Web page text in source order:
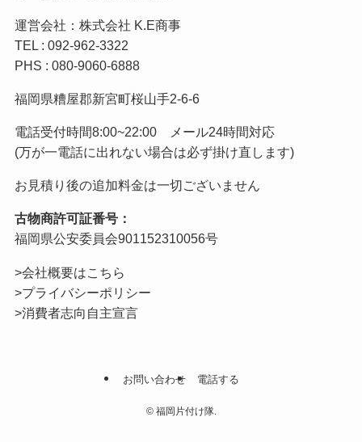
運営会社：株式会社 K.E商事
TEL : 092-962-3322
PHS : 080-9060-6888
福岡県糟屋郡新宮町桜山手2-6-6
電話受付時間8:00~22:00 メール24時間対応
(万が一電話に出れない場合は必ず掛け直します)
お見積り後の追加料金は一切ございません
古物商許可証番号：
福岡県公安委員会901152310056号
>会社概要はこちら
>プライバシーポリシー
>消費者志向自主宣言
お問い合わせ 電話する
©福岡片付け隊.